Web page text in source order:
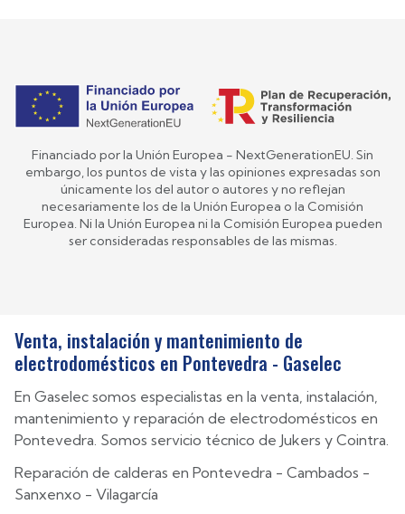
Financiado por la Unión Europea - NextGenerationEU. Sin
embargo, los puntos de vista y las opiniones expresadas son
únicamente los del autor o autores y no reflejan
necesariamente los de la Unión Europea o la Comisión
Europea. Ni la Unión Europea ni la Comisión Europea pueden
ser consideradas responsables de las mismas.
Venta, instalación y mantenimiento de
electrodomésticos en Pontevedra - Gaselec
En Gaselec somos especialistas en la venta, instalación,
mantenimiento y reparación de electrodomésticos en
Pontevedra. Somos servicio técnico de Jukers y Cointra.
Reparación de calderas en Pontevedra - Cambados -
Sanxenxo - Vilagarcía